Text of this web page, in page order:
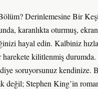
Derinlemesine Bir
karanlıkta oturmuş,
hayal edin. Kalbiniz
harekete kilitlenmiş
soruyorsunuz kendinize.
değil; Stephen King’in